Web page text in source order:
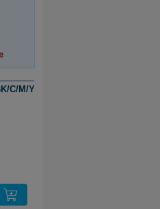
C/M/Y serie (huismerk)